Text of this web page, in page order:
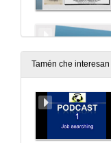
Tamén che interesan